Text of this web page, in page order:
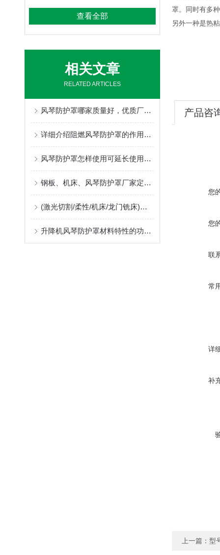
查看全部
相关文章
RELATED ARTICLES
风琴防护罩哪家质量好，优质厂家定制不得了
详细介绍阻燃风琴防护罩的作用及应用中出现问题的解决方案
风琴防护罩怎样使用可延长使用寿命
钢板、机床、风琴防护罩厂家定制指南：柔性防护材料的耐温、阻燃与往复寿命解析
(激光切割/柔性/机床/龙门铣床)风琴防护罩生产厂，位于河北沧州售后好支持非标定制
升降机风琴防护罩材料特性的功能匹配
罩。同时有多
另外一种是热
产品咨
您
您
联
常
详
补
上一篇： 型